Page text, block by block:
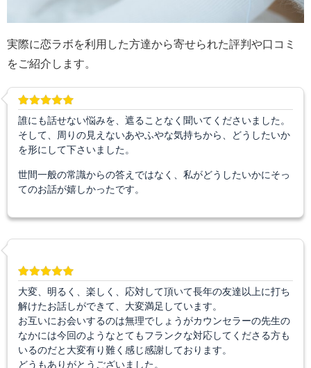
実際に恋ラボを利用した方達から寄せられた評判や口コミ
をご紹介します。
誰にも話せない悩みを、遮ることなく聞いてくださいました。
そして、周りの見えないあやふやな気持ちから、どうしたいか
を形にして下さいました。
世間一般の常識からの答えではなく、私がどうしたいかにそっ
てのお話が嬉しかったです。
大変、明るく、楽しく、応対して頂いて長年の友達以上に打ち
解けたお話しができて、大変満足しています。
お互いにお会いするのは無理でしょうがカウンセラーの先生の
なかには今回のようなとてもフランクな対応してくださる方も
いるのだと大変有り難く感じ感謝しております。
どうもありがとうございました。